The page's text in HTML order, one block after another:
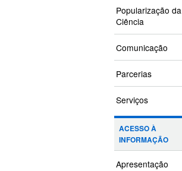
Popularização da
Ciência
Comunicação
Parcerias
Serviços
ACESSO À
INFORMAÇÃO
Apresentação